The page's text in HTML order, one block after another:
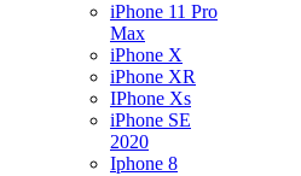
iPhone 11 Pro
Max
iPhone X
iPhone XR
IPhone Xs
iPhone SE
2020
Iphone 8